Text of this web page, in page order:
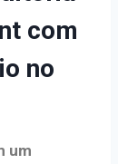
com
no
um